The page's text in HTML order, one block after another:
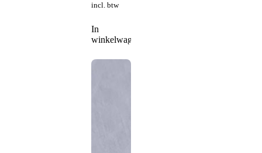
incl. btw
In
winkelwagen